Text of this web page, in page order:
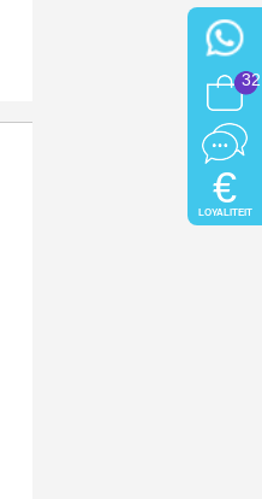
32
€
LOYALITEIT